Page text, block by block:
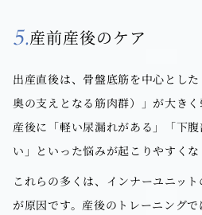
5.産前産後のケア
出産直後は、骨盤底筋を中心とし
奥の支えとなる筋肉群）」が大きく
産後に「軽い尿漏れがある」「下
い」といった悩みが起こりやすくな
これらの多くは、インナーユニッ
が原因です。産後のトレーニング